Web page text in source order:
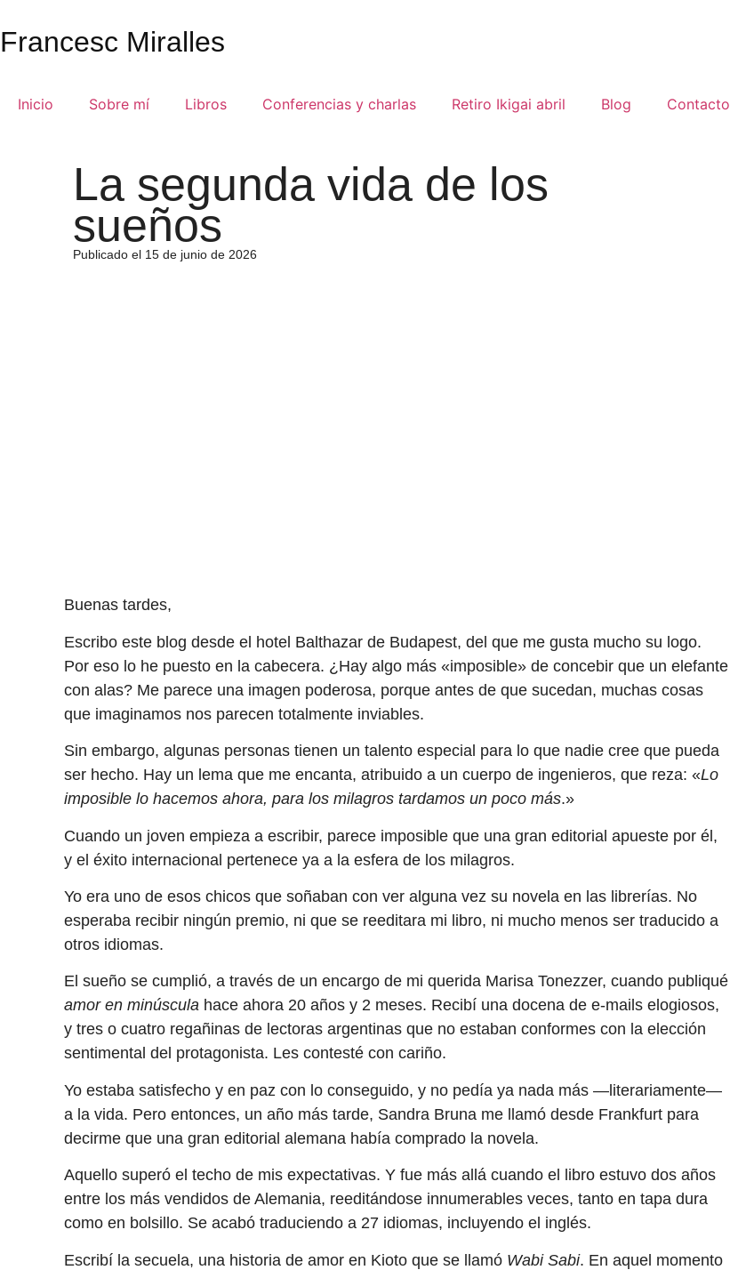
Francesc Miralles
Inicio Sobre mí Libros Conferencias y charlas Retiro Ikigai abril Blog Contacto
La segunda vida de los
sueños
Publicado el 15 de junio de 2026
Buenas tardes,
Escribo este blog desde el hotel Balthazar de Budapest, del que me gusta mucho su logo.
Por eso lo he puesto en la cabecera. ¿Hay algo más «imposible» de concebir que un elefante
con alas? Me parece una imagen poderosa, porque antes de que sucedan, muchas cosas
que imaginamos nos parecen totalmente inviables.
Sin embargo, algunas personas tienen un talento especial para lo que nadie cree que pueda
ser hecho. Hay un lema que me encanta, atribuido a un cuerpo de ingenieros, que reza: «Lo
imposible lo hacemos ahora, para los milagros tardamos un poco más.»
Cuando un joven empieza a escribir, parece imposible que una gran editorial apueste por él,
y el éxito internacional pertenece ya a la esfera de los milagros.
Yo era uno de esos chicos que soñaban con ver alguna vez su novela en las librerías. No
esperaba recibir ningún premio, ni que se reeditara mi libro, ni mucho menos ser traducido a
otros idiomas.
El sueño se cumplió, a través de un encargo de mi querida Marisa Tonezzer, cuando publiqué
amor en minúscula hace ahora 20 años y 2 meses. Recibí una docena de e-mails elogiosos,
y tres o cuatro regañinas de lectoras argentinas que no estaban conformes con la elección
sentimental del protagonista. Les contesté con cariño.
Yo estaba satisfecho y en paz con lo conseguido, y no pedía ya nada más —literariamente—
a la vida. Pero entonces, un año más tarde, Sandra Bruna me llamó desde Frankfurt para
decirme que una gran editorial alemana había comprado la novela.
Aquello superó el techo de mis expectativas. Y fue más allá cuando el libro estuvo dos años
entre los más vendidos de Alemania, reeditándose innumerables veces, tanto en tapa dura
como en bolsillo. Se acabó traduciendo a 27 idiomas, incluyendo el inglés.
Escribí la secuela, una historia de amor en Kioto que se llamó Wabi Sabi. En aquel momento